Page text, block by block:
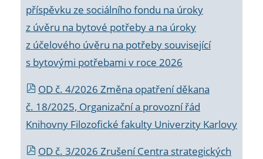
příspěvku ze sociálního fondu na úroky
z úvěru na bytové potřeby a na úroky
z účelového úvěru na potřeby související
s bytovými potřebami v roce 2026
OD č. 4/2026 Změna opatření děkana
č. 18/2025, Organizační a provozní řád
Knihovny Filozofické fakulty Univerzity Karlovy
OD č. 3/2026 Zrušení Centra strategických